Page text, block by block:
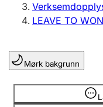
Registrere, endre,
Lag og foreining
Registrere, endre,
LEAVE TO
Mørk bakgrunn
Opplysninger er skjult